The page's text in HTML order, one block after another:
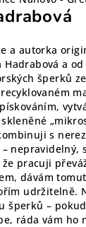
a autorka
Hadrabová a
šperků
s
nepravidelný,
pracuji
dávám
udržitelně.
šperků –
ráda vám ho